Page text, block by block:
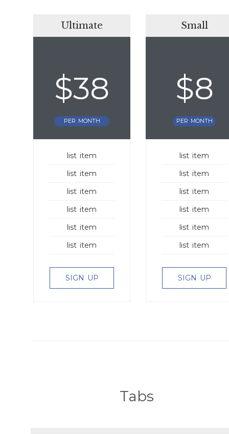
Ultimate
$38
PER MONTH
list item
list item
list item
list item
list item
list item
SIGN UP
Small
$8
PER MONTH
list item
list item
list item
list item
list item
list item
SIGN UP
Tabs